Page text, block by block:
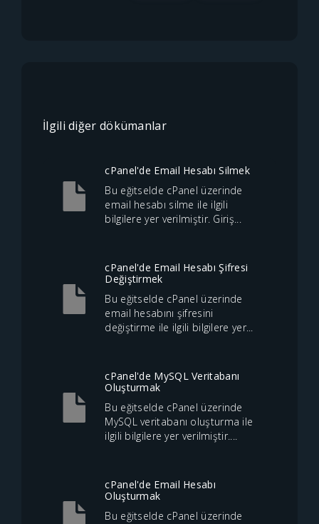
İlgili diğer dökümanlar
cPanel'de Email Hesabı Silmek
Bu eğitselde cPanel üzerinde
email hesabı silme ile ilgili
bilgilere yer verilmiştir. Giriş...
cPanel'de Email Hesabı Şifresi
Değiştirmek
Bu eğitselde cPanel üzerinde
email hesabını şifresini
değiştirme ile ilgili bilgilere yer...
cPanel'de MySQL Veritabanı
Oluşturmak
Bu eğitselde cPanel üzerinde
MySQL veritabanı oluşturma ile
ilgili bilgilere yer verilmiştir....
cPanel'de Email Hesabı
Oluşturmak
Bu eğitselde cPanel üzerinde